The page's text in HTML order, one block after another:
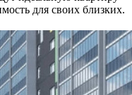
для своих близких.